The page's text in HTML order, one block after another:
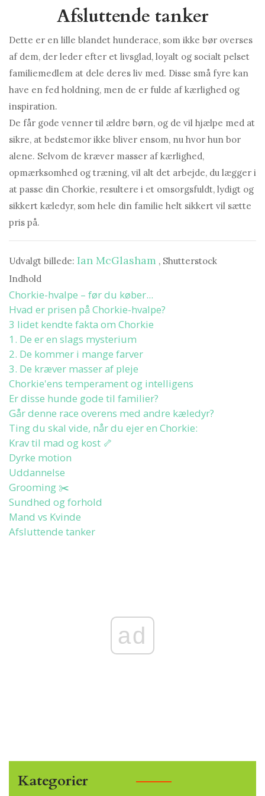
Afsluttende tanker
Dette er en lille blandet hunderace, som ikke bør overses
af dem, der leder efter et livsglad, loyalt og socialt pelset
familiemedlem at dele deres liv med. Disse små fyre kan
have en fed holdning, men de er fulde af kærlighed og
inspiration.
De får gode venner til ældre børn, og de vil hjælpe med at
sikre, at bedstemor ikke bliver ensom, nu hvor hun bor
alene. Selvom de kræver masser af kærlighed,
opmærksomhed og træning, vil alt det arbejde, du lægger i
at passe din Chorkie, resultere i et omsorgsfuldt, lydigt og
sikkert kæledyr, som hele din familie helt sikkert vil sætte
pris på.
Udvalgt billede: Ian McGlasham , Shutterstock
Indhold
Chorkie-hvalpe – før du køber...
Hvad er prisen på Chorkie-hvalpe?
3 lidet kendte fakta om Chorkie
1. De er en slags mysterium
2. De kommer i mange farver
3. De kræver masser af pleje
Chorkie'ens temperament og intelligens
Er disse hunde gode til familier?
Går denne race overens med andre kæledyr?
Ting du skal vide, når du ejer en Chorkie:
Krav til mad og kost 🦴
Dyrke motion
Uddannelse
Grooming ✂️
Sundhed og forhold
Mand vs Kvinde
Afsluttende tanker
ad
Kategorier